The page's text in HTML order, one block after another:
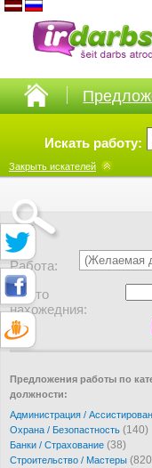
Искать работу:
Закрыть искателей
Работа:
Место
нахожедния:
Предложения работы по
должности:
Администрация /
Охрана / Безопастность (140)
Банки / Страхование (38)
Cтроительство / Мастеры